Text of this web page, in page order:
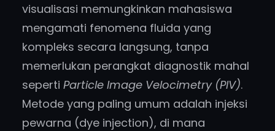
visualisasi memungkinkan mahasiswa
mengamati fenomena fluida yang
kompleks secara langsung, tanpa
memerlukan perangkat diagnostik mahal
seperti Particle Image Velocimetry (PIV).
Metode yang paling umum adalah injeksi
pewarna (dye injection), di mana